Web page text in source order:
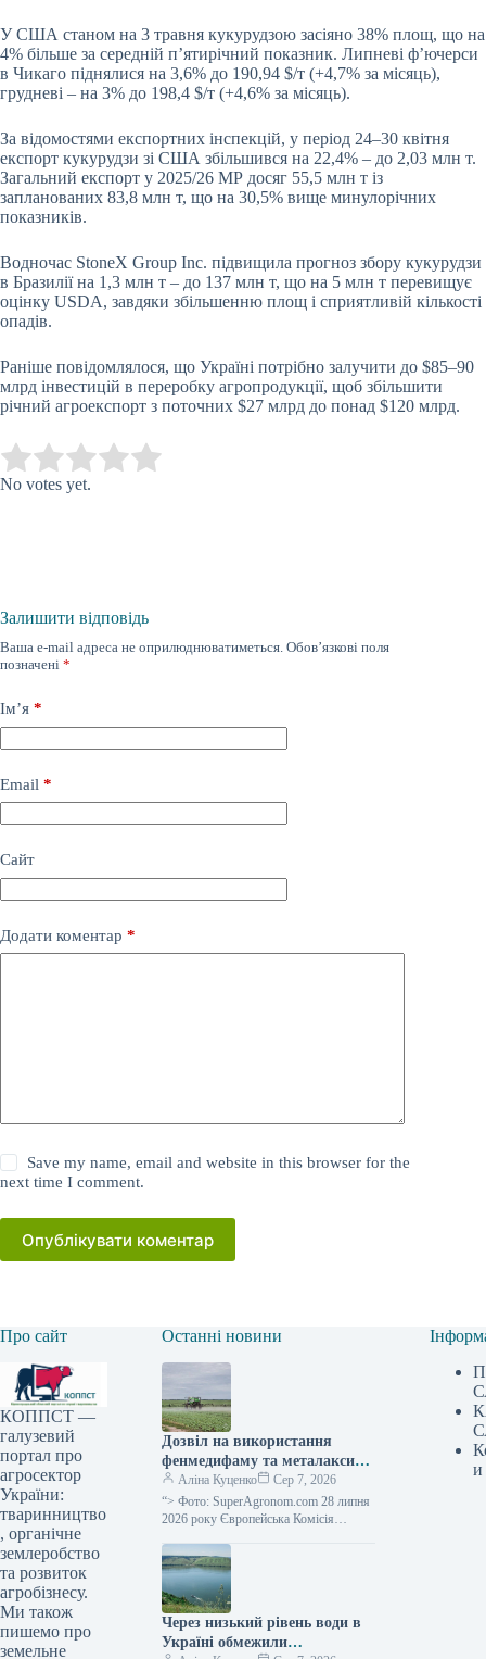
У США станом на 3 травня кукурудзою засіяно 38% площ, що на
4% більше за середній п’ятирічний показник. Липневі ф’ючерси
в Чикаго піднялися на 3,6% до 190,94 $/т (+4,7% за місяць),
грудневі – на 3% до 198,4 $/т (+4,6% за місяць).
За відомостями експортних інспекцій, у період 24–30 квітня
експорт кукурудзи зі США збільшився на 22,4% – до 2,03 млн т.
Загальний експорт у 2025/26 МР досяг 55,5 млн т із
запланованих 83,8 млн т, що на 30,5% вище минулорічних
показників.
Водночас StoneX Group Inc. підвищила прогноз збору кукурудзи
в Бразилії на 1,3 млн т – до 137 млн т, що на 5 млн т перевищує
оцінку USDA, завдяки збільшенню площ і сприятливій кількості
опадів.
Раніше повідомлялося, що Україні потрібно залучити до $85–90
млрд інвестицій в переробку агропродукції, щоб збільшити
річний агроекспорт з поточних $27 млрд до понад $120 млрд.
Rate this item:
No votes yet.
Залишити відповідь
Ваша e-mail адреса не оприлюднюватиметься. Обов’язкові поля
позначені *
Ім’я *
Email *
Сайт
Додати коментар *
Save my name, email and website in this browser for the
next time I comment.
Опублікувати коментар
Про сайт
КОППСТ —
галузевий
портал про
агросектор
України:
тваринництво
, органічне
землеробство
та розвиток
агробізнесу.
Ми також
пишемо про
земельне
Останні новини
Дозвіл на використання
фенмедифаму та металаксилу
в ЄС продовжено —
SuperAgronom.com
Аліна Куценко
Сер 7, 2026
“> Фото: SuperAgronom.com 28 липня
2026 року Європейська Комісія
регламент (ЄС) 2026/1826, спираючись
на перший підпункт статті 17…
Через низький рівень води в
Україні обмежили
и